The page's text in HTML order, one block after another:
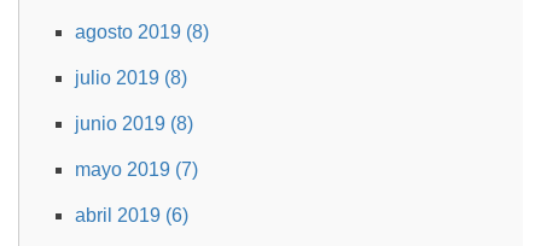
agosto 2019 (8)
julio 2019 (8)
junio 2019 (8)
mayo 2019 (7)
abril 2019 (6)